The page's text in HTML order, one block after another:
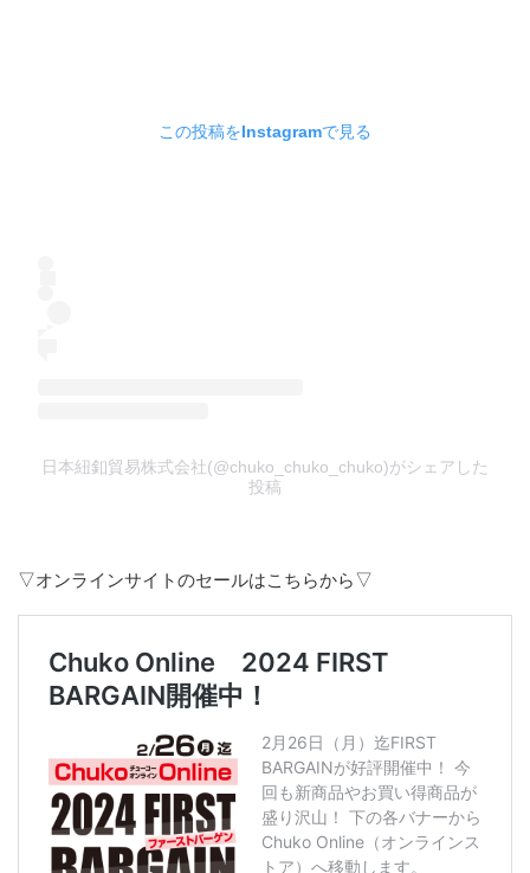
この投稿をInstagramで見る
日本紐釦貿易株式会社(@chuko_chuko_chuko)がシェアした
投稿
▽オンラインサイトのセールはこちらから▽